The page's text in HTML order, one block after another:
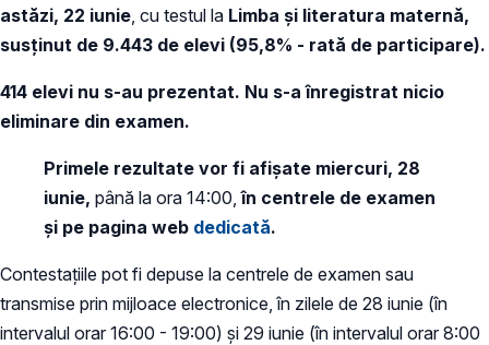
astăzi, 22 iunie , cu testul la Limba și literatura maternă,
susținut de 9.443 de elevi (95,8% - rată de participare).
414 elevi nu s-au prezentat. Nu s-a înregistrat nicio
eliminare din examen.
Primele rezultate vor fi afișate miercuri, 28
iunie, până la ora 14:00,în centrele de examen
și pe pagina web dedicată.
Contestațiile pot fi depuse la centrele de examen sau
transmise prin mijloace electronice, în zilele de 28 iunie (în
intervalul orar 16:00 - 19:00) și 29 iunie (în intervalul orar 8:00